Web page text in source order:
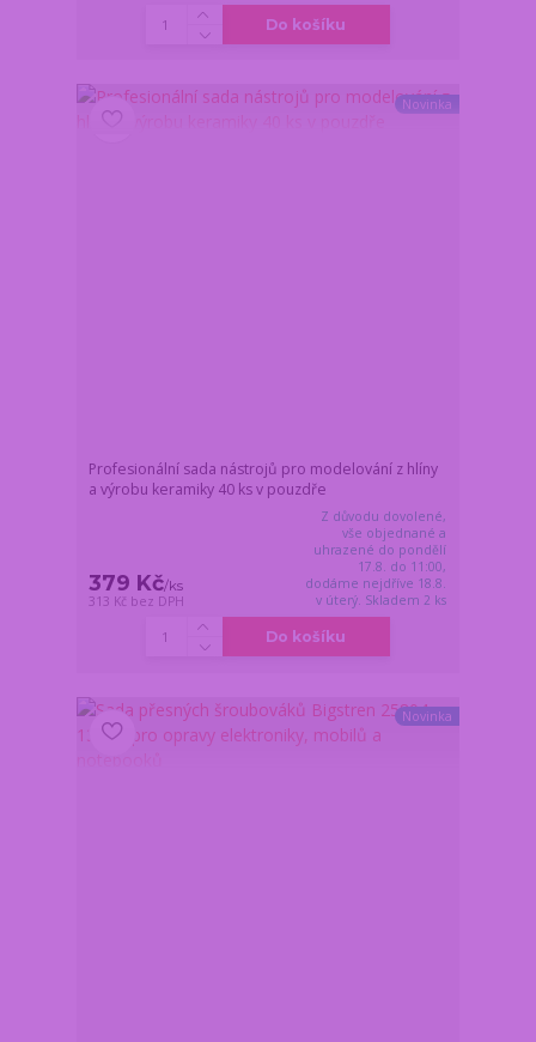
Do košíku
Novinka
Profesionální sada nástrojů pro modelování z hlíny
a výrobu keramiky 40 ks v pouzdře
379 Kč/ks
313 Kč bez DPH
Z důvodu dovolené,
vše objednané a
uhrazené do pondělí
17.8. do 11:00,
dodáme nejdříve 18.8.
v úterý. Skladem 2 ks
Do košíku
Novinka